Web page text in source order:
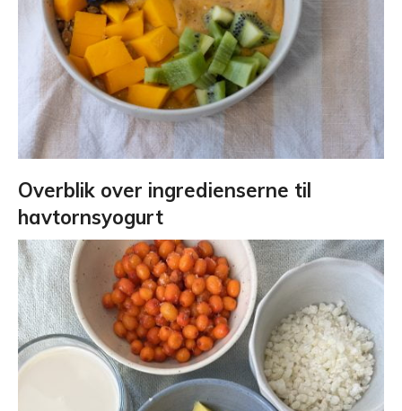
Overblik over ingredienserne til
havtornsyogurt